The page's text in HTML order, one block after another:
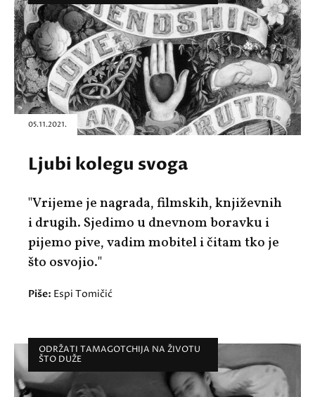
05.11.2021.
Ljubi kolegu svoga
"Vrijeme je nagrada, filmskih, književnih
i drugih. Sjedimo u dnevnom boravku i
pijemo pive, vadim mobitel i čitam tko je
što osvojio."
Piše: Espi Tomičić
ODRŽATI TAMAGOTCHIJA NA ŽIVOTU
ŠTO DUŽE